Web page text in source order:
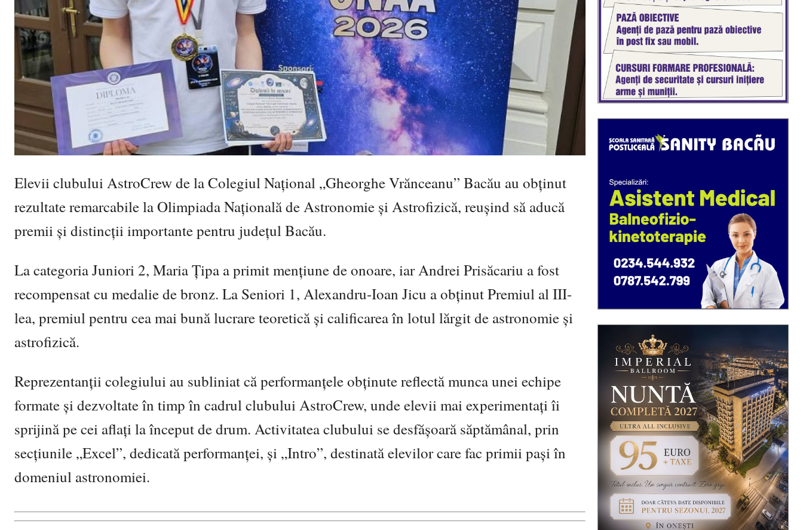
Elevii clubului AstroCrew de laColegiul Național „Gheorghe Vrănceanu” Bacău au obținut
rezultate remarcabile la Olimpiada Națională de Astronomie și Astrofizică, reușind să aducă
premii și distincții importante pentru județul Bacău.
La categoria Juniori 2, Maria Țipa a primit mențiune de onoare, iar Andrei Prisăcariu a fost
recompensat cu medalie de bronz. La Seniori 1, Alexandru-Ioan Jicu a obținut Premiul al III-
lea, premiul pentru cea mai bună lucrare teoretică și calificarea în lotul lărgit de astronomie și
astrofizică.
Reprezentanții colegiului au subliniat că performanțele obținute reflectă munca unei echipe
formate și dezvoltate în timp în cadrul clubului AstroCrew, unde elevii mai experimentați îi
sprijină pe cei aflați la început de drum. Activitatea clubului se desfășoară săptămânal, prin
secțiunile „Excel”, dedicată performanței, și „Intro”, destinată elevilor care fac primii pași în
domeniul astronomiei.